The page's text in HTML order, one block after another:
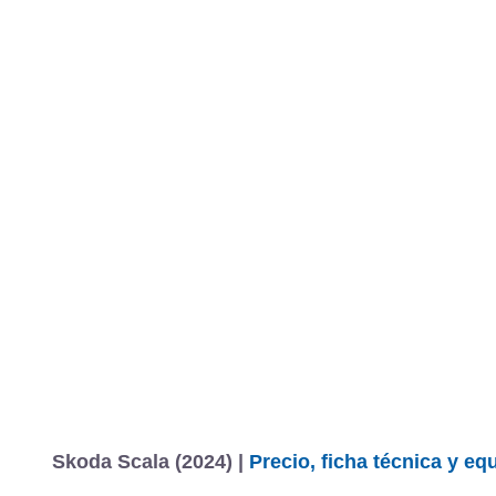
Skoda Scala (2024) | Precio, ficha técnica y